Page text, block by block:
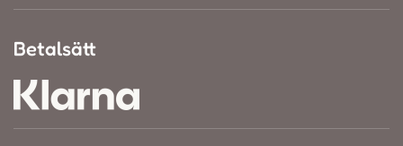
Betalsätt